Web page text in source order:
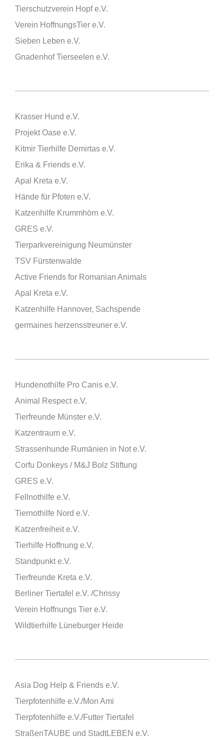
Tierschutzverein Hopf e.V.
Verein HoffnungsTier e.V.
Sieben Leben e.V.
Gnadenhof Tierseelen e.V.
Krasser Hund e.V.
Projekt Oase e.V.
Kitmir Tierhilfe Demirtas e.V.
Erika & Friends e.V.
Apal Kreta e.V.
Hände für Pfoten e.V.
Katzenhilfe Krummhörn e.V.
GRES e.V.
Tierparkvereinigung Neumünster
TSV Fürstenwalde
Active Friends for Romanian Animals
Apal Kreta e.V.
Katzenhilfe Hannover, Sachspende
germaines herzensstreuner e.V.
Hundenothilfe Pro Canis e.V.
Animal Respect e.V.
Tierfreunde Münster e.V.
Katzentraum e.V.
Strassenhunde Rumänien in Not e.V.
Corfu Donkeys / M&J Bolz Stiftung
GRES e.V.
Fellnothilfe e.V.
Tiernothilfe Nord e.V.
Katzenfreiheit e.V.
Tierhilfe Hoffnung e.V.
Standpunkt e.V.
Tierfreunde Kreta e.V.
Berliner Tiertafel e.V. /Chrissy
Verein Hoffnungs Tier e.V.
Wildtierhilfe Lüneburger Heide
Asia Dog Help & Friends e.V.
Tierpfotenhilfe e.V./Mon Ami
Tierpfotenhilfe e.V./Futter Tiertafel
StraßenTAUBE und StadtLEBEN e.V.